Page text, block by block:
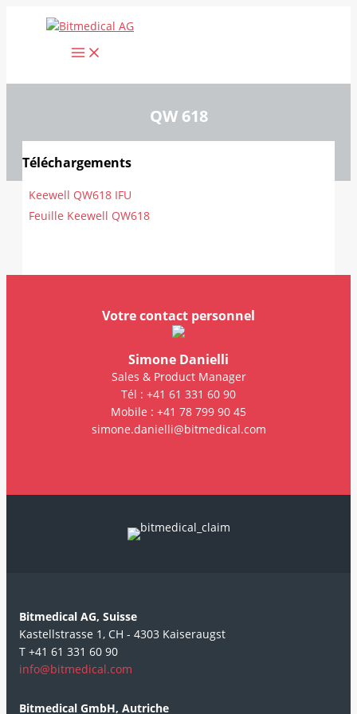
QW 618
Téléchargements
Keewell QW618 IFU
Feuille Keewell QW618
Votre contact personnel
Simone Danielli
Sales & Product Manager
Tél : +41 61 331 60 90
Mobile : +41 78 799 90 45
simone.danielli@bitmedical.com
Bitmedical AG, Suisse
Kastellstrasse 1, CH - 4303 Kaiseraugst
T +41 61 331 60 90
info@bitmedical.com
Bitmedical GmbH, Autriche